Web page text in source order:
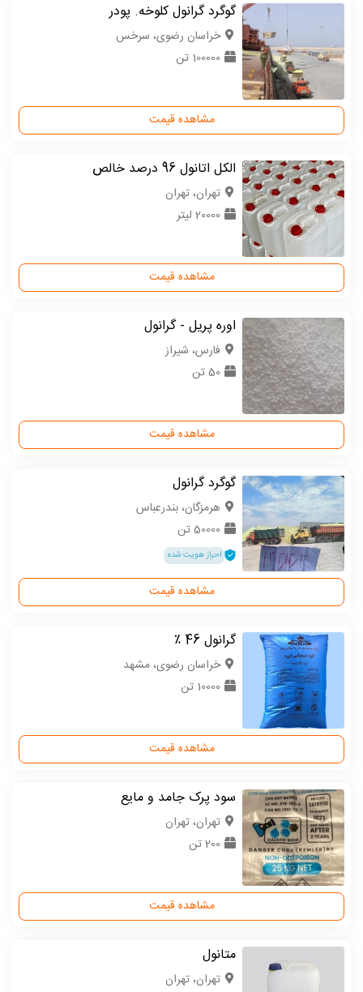
گوگرد گرانول کلوخه. پودر
خراسان رضوی، سرخس
100000 تن
مشاهده قیمت
الکل اتانول 96 درصد خالص
تهران، تهران
20000 لیتر
مشاهده قیمت
اوره پریل - گرانول
فارس، شیراز
50 تن
مشاهده قیمت
گوگرد گرانول
هرمزگان، بندرعباس
50000 تن
احراز هویت شده
مشاهده قیمت
گرانول 46 ٪
خراسان رضوی، مشهد
10000 تن
مشاهده قیمت
سود پرک جامد و مایع
تهران، تهران
200 تن
مشاهده قیمت
متانول
تهران، تهران